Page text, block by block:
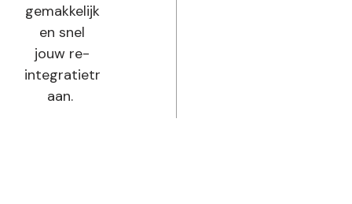
gemakkelijk
en snel
jouw re-
integratietraject
aan.